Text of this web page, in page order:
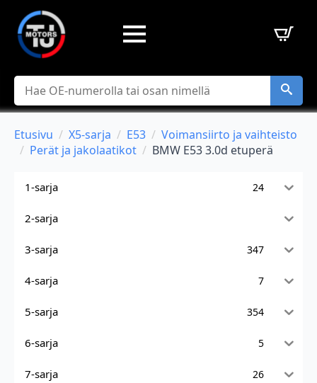
Hae
Etusivu X5-sarja E53
Voimansiirto ja vaihteisto
Perät ja jakolaatikot
BMW E53 3.0d etuperä
1-sarja 24
2-sarja
3-sarja 347
4-sarja 7
5-sarja 354
6-sarja 5
7-sarja 26